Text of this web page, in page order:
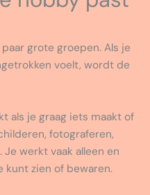
grote groepen. Als je
voelt, wordt de
als je graag iets maakt of
fotograferen,
werkt vaak alleen en
kunt zien of bewaren.